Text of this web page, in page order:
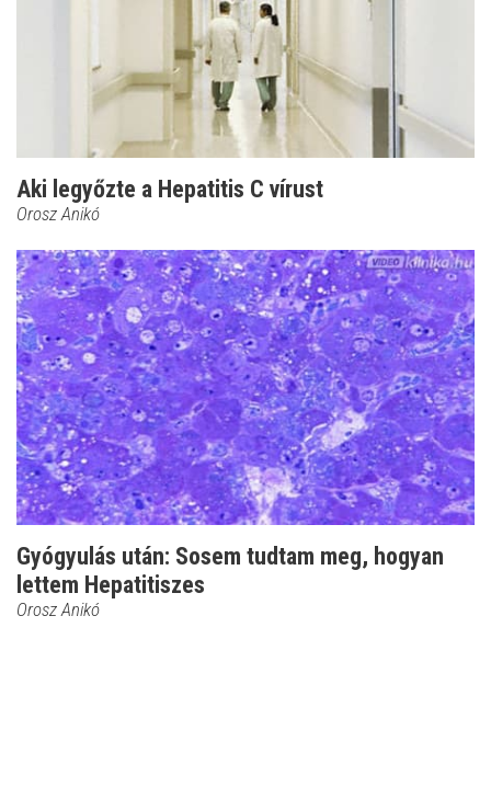
Aki legyőzte a Hepatitis C vírust
Orosz Anikó
Gyógyulás után: Sosem tudtam meg, hogyan
lettem Hepatitiszes
Orosz Anikó